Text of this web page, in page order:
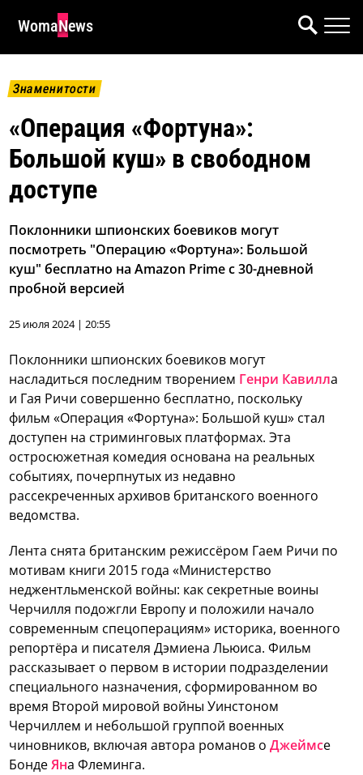
WomaNews
Знаменитости
«Операция «Фортуна»:
Большой куш» в свободном
доступе
Поклонники шпионских боевиков могут
посмотреть "Операцию «Фортуна»: Большой
куш" бесплатно на Amazon Prime с 30-дневной
пробной версией
25 июля 2024 | 20:55
Поклонники шпионских боевиков могут
насладиться последним творением Генри Кавилла
и Гая Ричи совершенно бесплатно, поскольку
фильм «Операция «Фортуна»: Большой куш» стал
доступен на стриминговых платформах. Эта
остросюжетная комедия основана на реальных
событиях, почерпнутых из недавно
рассекреченных архивов британского военного
ведомства.
Лента снята британским режиссёром Гаем Ричи по
мотивам книги 2015 года «Министерство
неджентльменской войны: как секретные воины
Черчилля подожгли Европу и положили начало
современным спецоперациям» историка, военного
репортёра и писателя Дэмиена Льюиса. Фильм
рассказывает о первом в истории подразделении
специального назначения, сформированном во
время Второй мировой войны Уинстоном
Черчиллем и небольшой группой военных
чиновников, включая автора романов оДжеймсе
БондеЯна Флеминга.